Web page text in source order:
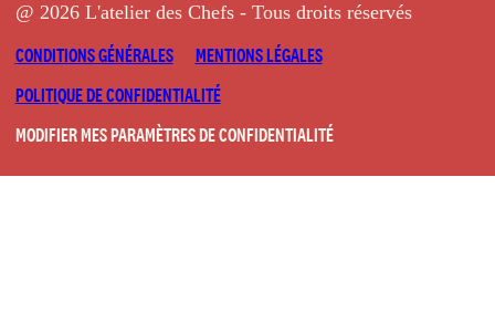
@ 2026 L'atelier des Chefs - Tous droits réservés
CONDITIONS GÉNÉRALES
MENTIONS LÉGALES
POLITIQUE DE CONFIDENTIALITÉ
MODIFIER MES PARAMÈTRES DE CONFIDENTIALITÉ